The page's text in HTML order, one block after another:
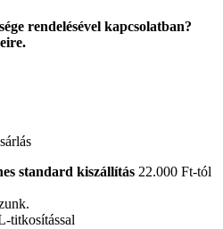
rendelésével kapcsolatban?
standard kiszállítás 22.000 Ft-tól
titkosítással